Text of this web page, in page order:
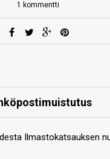
1 kommentti
Ilmastokatsauksen